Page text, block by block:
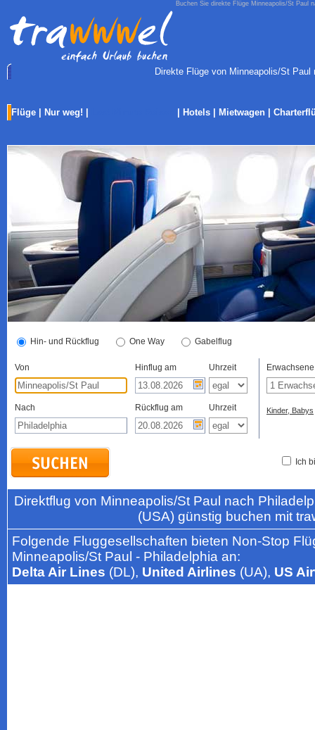
Buchen Sie direkte Flüge Minneapolis/St Paul
Direkte Flüge von Minneapolis/St
Flüge Nur weg! Hotels Mietwagen
Hin- und Rückflug One Way Gabelflug
Von Hinflug am Uhrzeit
Nach Rückflug am Uhrzeit
Erwachsene
Kinder, Babys
Ich
Direktflug von Minneapolis/St Paul nach
(USA) günstig buchen mit
Folgende Fluggesellschaften bieten Non-Stop
Minneapolis/St Paul - Philadelphia an:
Delta Air Lines (DL), United Airlines (UA), US